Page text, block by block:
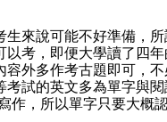
來說可能不好準備，所
考，即便大學讀了四
外多作考古題即可，
試的英文多為單字與閱
作，所以單字只要大概